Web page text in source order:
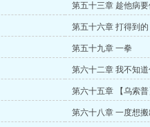
第五十三章 趁他病
第五十六章 打得到的
第五十九章 一拳
第六十二章 我不知
第六十五章 【乌索普
第六十八章 一度想